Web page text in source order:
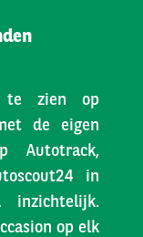
te zien op
de eigen
Autotrack,
in
inzichtelijk.
op elk